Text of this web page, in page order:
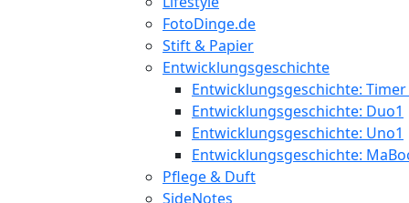
FotoDinge.de
Stift & Papier
Entwicklungsgeschichte
Entwicklungsgeschichte: Timer
Entwicklungsgeschichte: Duo1
Entwicklungsgeschichte: Uno1
Entwicklungsgeschichte:
Pflege & Duft
SideNotes